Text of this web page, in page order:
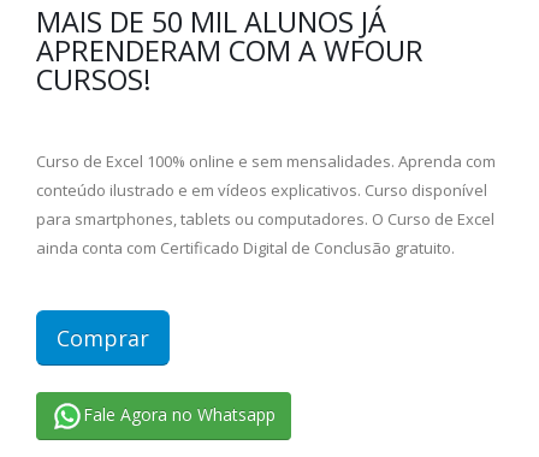
MAIS DE 50 MIL ALUNOS JÁ
APRENDERAM COM A WFOUR
CURSOS!
Curso de Excel 100% online e sem mensalidades. Aprenda com
conteúdo ilustrado e em vídeos explicativos. Curso disponível
para smartphones, tablets ou computadores. O Curso de Excel
ainda conta com Certificado Digital de Conclusão gratuito.
Comprar
Fale Agora no Whatsapp